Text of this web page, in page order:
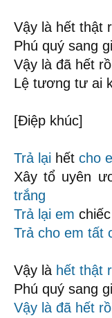
Vậy là hết thật
Phú quý sang
Vậy là đã hết
Lệ tương tư ai
[Điệp khúc]
Trả lại hết cho
Xây tổ uyên
trắng
Trả lại em
Trả cho em tất
Vậy là hết thật
Phú quý sang
Vậy là đã hết